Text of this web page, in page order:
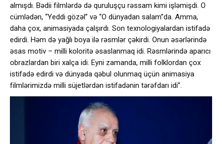
almışdı. Bədii filmlərdə də quruluşçu rəssam kimi işləmişdi. O
cümlədən, “Yeddi gözəl” və “O dünyadan salam”da. Amma,
daha çox, animasiyada çalşırdı. Son texnologiyalardan istifadə
edirdi. Həm də yağlı boya ilə rəsmlər çəkirdi. Onun əsərlərində
əsas motiv – milli koloritə əsaslanmaq idi. Rəsmlərində aparıcı
obrazlardan biri xalça idi. Eyni zamanda, milli folklordan çox
istifadə edirdi və dünyada qəbul olunmaq üçün animasiya
filmlərimizdə milli süjetlərdən istifadənin tərəfdarı idi”.